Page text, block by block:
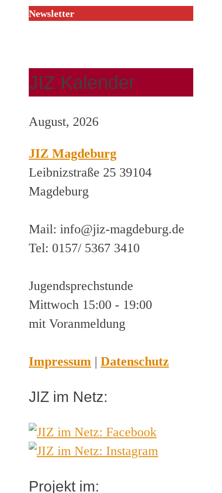
Newsletter
JIZ Kalender
August, 2026
JIZ Magdeburg
Leibnizstraße 25 39104
Magdeburg
Mail: info@jiz-magdeburg.de
Tel: 0157/ 5367 3410
Jugendsprechstunde
Mittwoch 15:00 - 19:00
mit Voranmeldung
Impressum | Datenschutz
JIZ im Netz:
Projekt im: